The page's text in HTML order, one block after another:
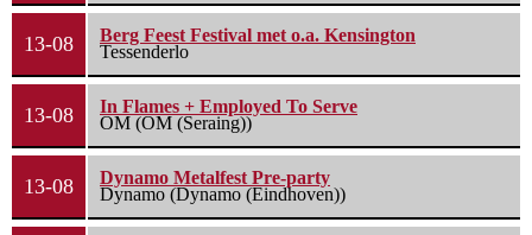
13-08
Berg Feest Festival met o.a. Kensington
Tessenderlo
13-08
In Flames + Employed To Serve
OM (OM (Seraing))
13-08
Dynamo Metalfest Pre-party
Dynamo (Dynamo (Eindhoven))